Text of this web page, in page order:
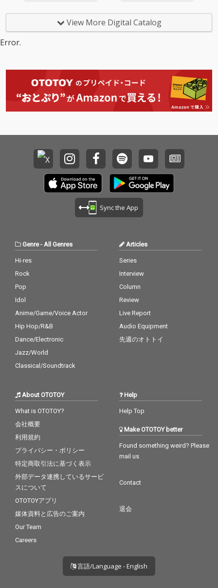
View More Digital Catalog
Error.
Sync the App
Genre-All Genres
Hi-res
Rock
Pop
Idol
Anime/Game/Voice Actor
Hip Hop/R&B
Dance/Electronic
Jazz/World
Classical/Soundtrack
Articles
Series
Interview
Column
Review
Live Report
Audio Equipment
先週のオトトイ
About OTOTOY
What is OTOTOY?
会社概要
利用規約
プライバシー・ポリシー
特定商取引法に基づく表示
外部データ連携しているサービ
スについて
OTOTOYアプリ
媒体資料と広告のご案内
Our Team
Careers
Help
Help Top
Make OTOTOY better
Found something weird? Please
mail us
Contact
退会
言語/Language - English